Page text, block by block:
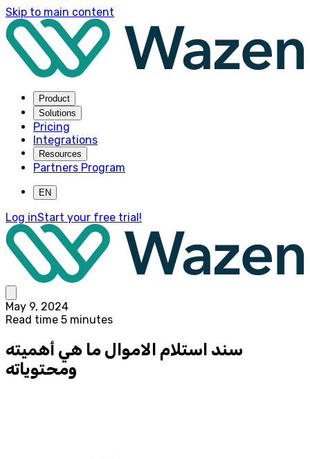
Skip to main content
Product
Solutions
Pricing
Integrations
Resources
Partners Program
EN
Log inStart your free trial!
May 9, 2024
Read time 5 minutes
سند استلام الاموال ما هي أهميته
ومحتوياته